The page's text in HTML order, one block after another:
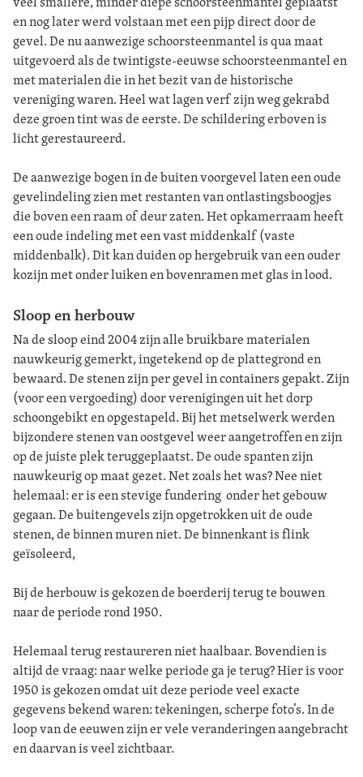
en nog later werd volstaan met een pijp direct door de
gevel. De nu aanwezige schoorsteenmantel is qua maat
uitgevoerd als de twintigste-eeuwse schoorsteenmantel en
met materialen die in het bezit van de historische
vereniging waren. Heel wat lagen verf zijn weg gekrabd
deze groen tint was de eerste. De schildering erboven is
licht gerestaureerd.
De aanwezige bogen in de buiten voorgevel laten een oude
gevelindeling zien met restanten van ontlastingsboogjes
die boven een raam of deur zaten. Het opkamerraam heeft
een oude indeling met een vast middenkalf (vaste
middenbalk). Dit kan duiden op hergebruik van een ouder
kozijn met onder luiken en bovenramen met glas in lood.
Sloop en herbouw
Na de sloop eind 2004 zijn alle bruikbare materialen
nauwkeurig gemerkt, ingetekend op de plattegrond en
bewaard. De stenen zijn per gevel in containers gepakt. Zijn
(voor een vergoeding) door verenigingen uit het dorp
schoongebikt en opgestapeld. Bij het metselwerk werden
bijzondere stenen van oostgevel weer aangetroffen en zijn
op de juiste plek teruggeplaatst. De oude spanten zijn
nauwkeurig op maat gezet. Net zoals het was? Nee niet
helemaal: er is een stevige fundering onder het gebouw
gegaan. De buitengevels zijn opgetrokken uit de oude
stenen, de binnen muren niet. De binnenkant is flink
geïsoleerd,
Bij de herbouw is gekozen de boerderij terug te bouwen
naar de periode rond 1950.
Helemaal terug restaureren niet haalbaar. Bovendien is
altijd de vraag: naar welke periode ga je terug? Hier is voor
1950 is gekozen omdat uit deze periode veel exacte
gegevens bekend waren: tekeningen, scherpe foto’s. In de
loop van de eeuwen zijn er vele veranderingen aangebracht
en daarvan is veel zichtbaar.